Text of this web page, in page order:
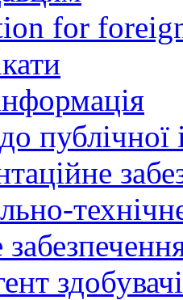
for
публічної